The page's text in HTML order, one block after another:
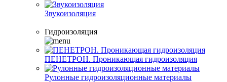
Звукоизоляция
Гидроизоляция
ПЕНЕТРОН. Проникающая гидроизоляция
Рулонные гидроизоляционные материалы